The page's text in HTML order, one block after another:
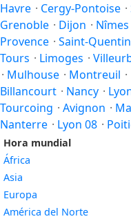
Havre · Cergy-Pontoise ·
Grenoble · Dijon · Nîmes
Provence · Saint-
Tours · Limoges ·
· Mulhouse · Montreuil ·
Billancourt · Nancy ·
Tourcoing · Avignon ·
Nanterre · Lyon 08 ·
Hora mundial
África
Asia
Europa
América del Norte